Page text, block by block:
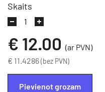
Skaits
€ 12.00 (ar PVN)
€ 11.4286(bez PVN)
Pievienot grozam